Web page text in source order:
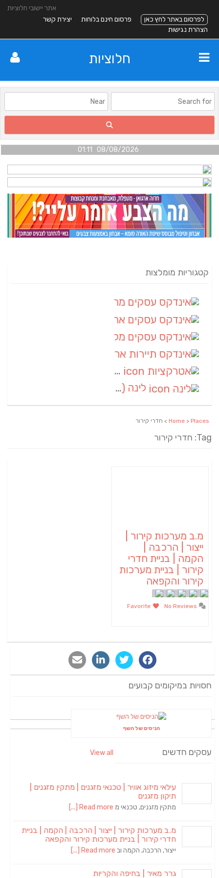
אתר יישובי חלוציות
לפרסום באתר לחץ כאן
פרסום חינם בלוחות
יצירת קשר
הצהרת נגישות
חלוציות
08/08/2026 01:11
קטגוריות מומלצות
אטרקציות
לינה (1)
Home > Places > חדרי קירור
Tag: חדרי קירור
מ.ב מערכות קירור |
ייצור | הרכבה |
הקמה | בניית חדרי
קירור | בניית מערכות
קירור והקפאה
חסויות במיקומים קבועים
הניסים של השף
עסקים חדשים View all
עילאי מיזוג אוויר | טכנאי מזגנים | מתקין מזגנים |
תיקון מזגנים
מתקין מזגנים, טכנאי מ Read more [...]
מ.ב מערכות קירור | ייצור | הרכבה | הקמה | בניית
חדרי קירור | בניית מערכות קירור והקפאה
ייצור, הרכבה, הקמה וב Read more [...]
גרר מאיר | בחיפה והקריות